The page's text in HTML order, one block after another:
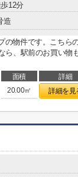
12分
造
の物件です。こちら
ら、駅前のお買い物
面積 詳細
20.00㎡ 詳細を見